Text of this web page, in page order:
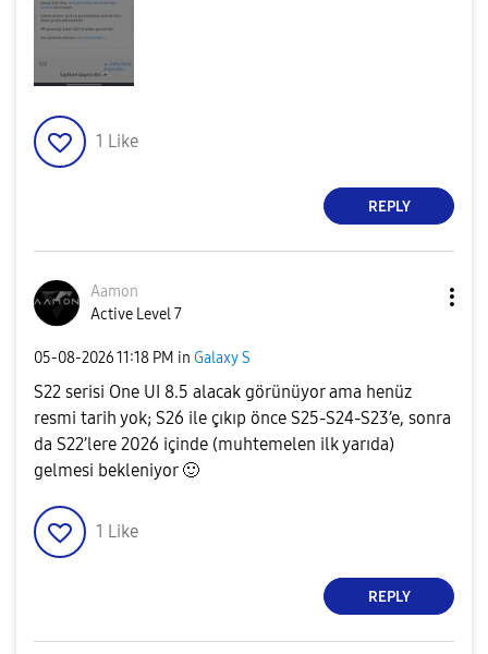
1 Like
REPLY
Aamon
Active Level 7
‎05-08-202611:18 PM in Galaxy S
S22 serisi One UI 8.5 alacak görünüyor ama henüz
resmi tarih yok; S26 ile çıkıp önce S25‑S24‑S23’e, sonra
da S22’lere 2026 içinde (muhtemelen ilk yarıda)
gelmesi bekleniyor 🙂
1 Like
REPLY